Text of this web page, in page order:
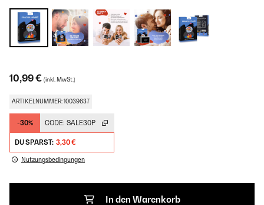
10,99 € (inkl. MwSt.)
ARTIKELNUMMER: 10039637
-30% CODE: SALE30P
DU SPARST: 3,30 €
Nutzungsbedingungen
In den Warenkorb